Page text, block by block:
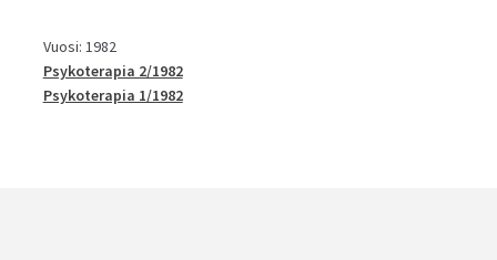
Vuosi: 1982
Psykoterapia 2/1982
Psykoterapia 1/1982